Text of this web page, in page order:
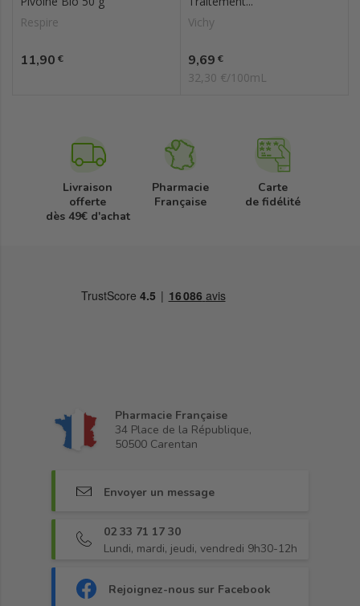
Respire
Prix
11,90 €
Vichy
Prix
9,69 €
32,30 €/100mL
Livraison
offerte
dès 49€ d'achat
Pharmacie
Française
Carte
de fidélité
Pharmacie Française
34 Place de la République,
50500 Carentan
Envoyer un message
02 33 71 17 30
Lundi, mardi, jeudi, vendredi 9h30-12h
Rejoignez-nous sur Facebook